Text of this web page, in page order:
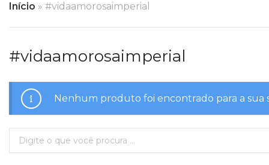
Início » #vidaamorosaimperial
#vidaamorosaimperial
Nenhum produto foi encontrado para a sua